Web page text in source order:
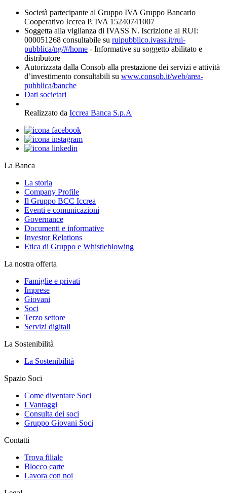
Società partecipante al Gruppo IVA Gruppo Bancario
Cooperativo Iccrea P. IVA 15240741007
Soggetta alla vigilanza di IVASS N. Iscrizione al RUI:
000051268 consultabile su ruipubblico.ivass.it/rui-
pubblica/ng/#/home - Informative su soggetto abilitato e
distributore
Autorizzata dalla Consob alla prestazione dei servizi e attività
d’investimento consultabili su www.consob.it/web/area-
pubblica/banche
Dati societari
Realizzato da Iccrea Banca S.p.A
La Banca
La storia
Company Profile
Il Gruppo BCC Iccrea
Eventi e comunicazioni
Governance
Documenti e informative
Investor Relations
Etica di Gruppo e Whistleblowing
La nostra offerta
Famiglie e privati
Imprese
Giovani
Soci
Terzo settore
Servizi digitali
La Sostenibilità
La Sostenibilità
Spazio Soci
Come diventare Soci
I Vantaggi
Consulta dei soci
Gruppo Giovani Soci
Contatti
Trova filiale
Blocco carte
Lavora con noi